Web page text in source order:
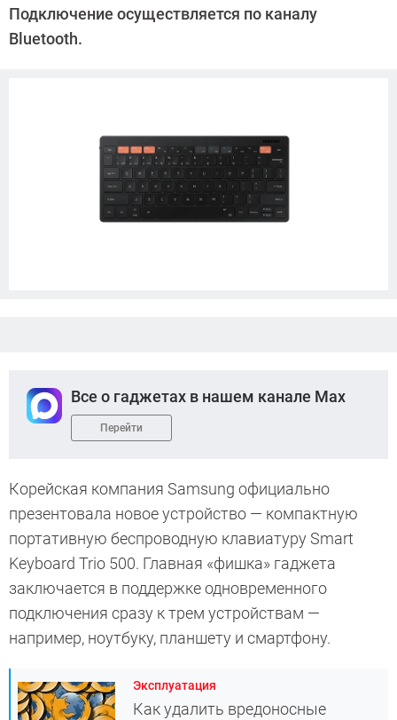
Подключение осуществляется по каналу
Bluetooth.
Все о гаджетах в нашем канале Max
Перейти
Корейская компания Samsung официально
презентовала новое устройство — компактную
портативную беспроводную клавиатуру Smart
Keyboard Trio 500. Главная «фишка» гаджета
заключается в поддержке одновременного
подключения сразу к трем устройствам —
например, ноутбуку, планшету и смартфону.
Эксплуатация
Как удалить вредоносные